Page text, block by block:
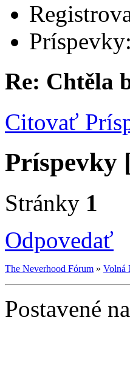
Príspevky:
Re: Chtěla
Citovať
Príspevky
Stránky 1
Odpovedať
The Neverhood Fórum » Volná
Postavené na